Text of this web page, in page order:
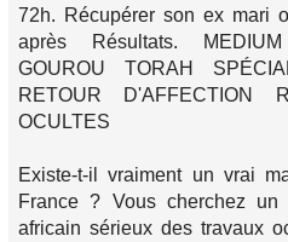
72h. Récupérer son ex mari
après Résultats.
GOUROU TORAH
RETOUR D'AFFECTION
OCULTES
Existe-t-il vraiment un vrai
France ? Vous cherchez
africain sérieux des travaux